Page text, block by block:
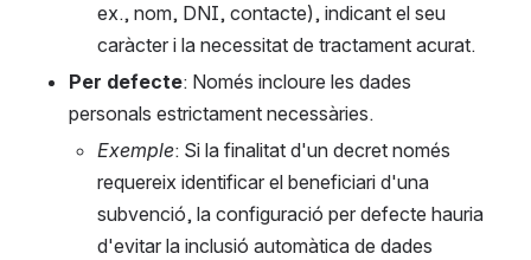
ex., nom, DNI, contacte), indicant el seu
caràcter i la necessitat de tractament acurat.
Per defecte: Només incloure les dades
personals estrictament necessàries.
Exemple: Si la finalitat d'un decret només
requereix identificar el beneficiari d'una
subvenció, la configuració per defecte hauria
d'evitar la inclusió automàtica de dades